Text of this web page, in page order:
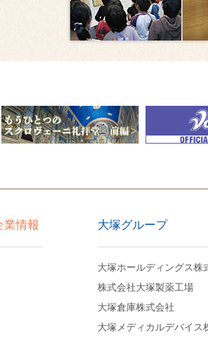
業情報 大塚グループ
大塚ホールディングス株
株式会社大塚製薬工場
大塚倉庫株式会社
大塚メディカルデバイス